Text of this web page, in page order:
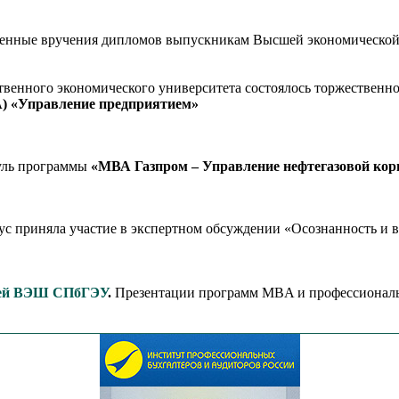
вручения дипломов выпускникам Высшей
экономического университета состоялось
«Управление предприятием»
программы «МВА Газпром – Управление нефтегазовой
участие в экспертном обсуждении «Осознанность и
ВЭШ СПбГЭУ. Презентации программ MBA и